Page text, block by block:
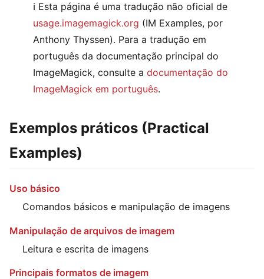
ℹ️ Esta página é uma tradução não oficial de
usage.imagemagick.org (IM Examples, por
Anthony Thyssen). Para a tradução em
português da documentação principal do
ImageMagick, consulte a documentação do
ImageMagick em português.
Exemplos práticos (Practical
Examples)
Uso básico
Comandos básicos e manipulação de imagens
Manipulação de arquivos de imagem
Leitura e escrita de imagens
Principais formatos de imagem